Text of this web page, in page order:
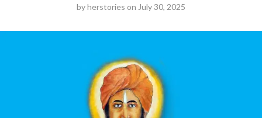
byherstories on July 30, 2025